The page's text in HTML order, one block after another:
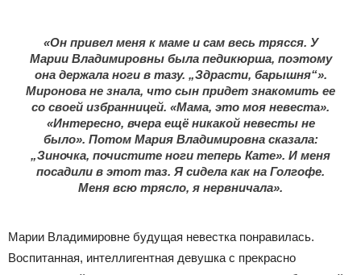
«Он привел меня к маме и сам весь трясся. У
Марии Владимировны была педикюрша, поэтому
она держала ноги в тазу. „Здрасти, барышня“».
Миронова не знала, что сын придет знакомить ее
со своей избранницей. «Мама, это моя невеста».
«Интересно, вчера ещё никакой невесты не
было». Потом Мария Владимировна сказала:
„Зиночка, почистите ноги теперь Кате». И меня
посадили в этот таз. Я сидела как на Голгофе.
Меня всю трясло, я нервничала».
Марии Владимировне будущая невестка понравилась.
Воспитанная, интеллигентная девушка с прекрасно